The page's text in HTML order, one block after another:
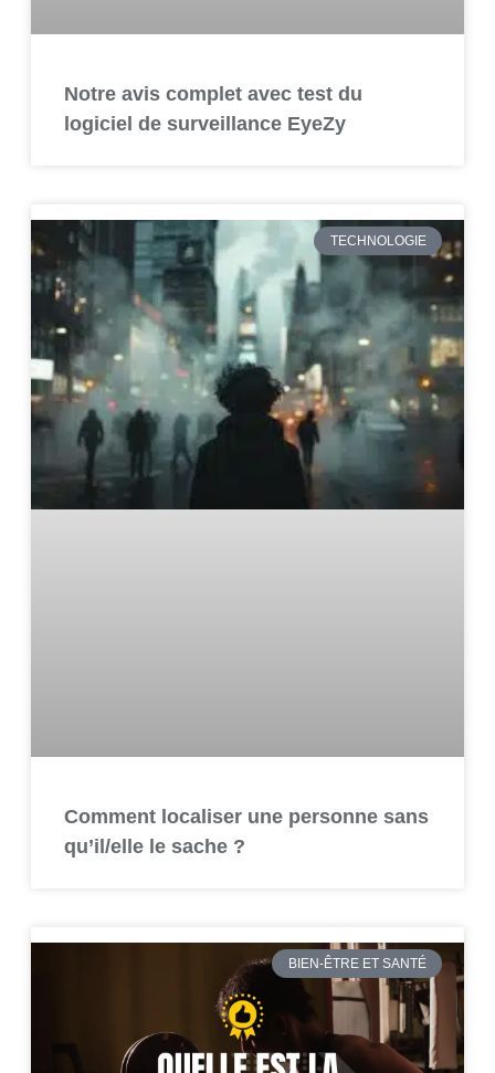
Notre avis complet avec test du
logiciel de surveillance EyeZy
TECHNOLOGIE
Comment localiser une personne sans
qu’il/elle le sache ?
BIEN-ÊTRE ET SANTÉ